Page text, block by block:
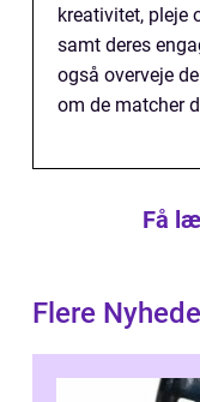
kreativitet, pleje
samt deres
også overveje
om de matcher
Få
Flere